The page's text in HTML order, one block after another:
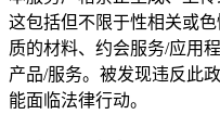
这包括但不限于性相关或
质的材料、约会服务/应用
产品/服务。被发现违反此
能面临法律行动。